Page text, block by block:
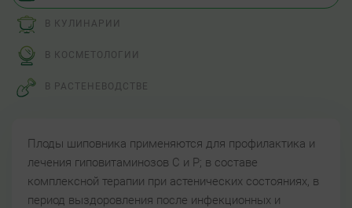
В КУЛИНАРИИ
В КОСМЕТОЛОГИИ
В РАСТЕНЕВОДСТВЕ
Плоды шиповника применяются для профилактика и
лечения гиповитаминозов С и Р; в составе
комплексной терапии при астенических состояниях, в
период выздоровления после инфекционных и